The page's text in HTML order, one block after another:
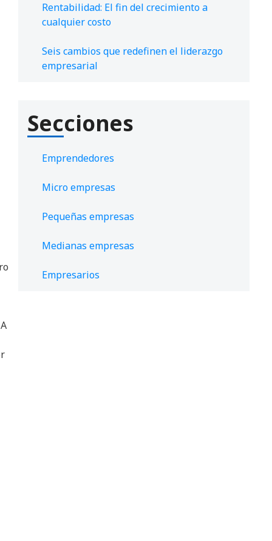
Rentabilidad: El fin del crecimiento a
cualquier costo
Seis cambios que redefinen el liderazgo
empresarial
Secciones
Emprendedores
Micro empresas
Pequeñas empresas
Medianas empresas
Empresarios